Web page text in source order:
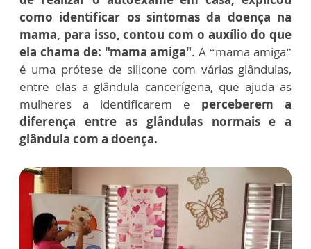
como identificar os sintomas da doença na
mama, para isso, contou com o auxílio do que
ela chama de: "mama amiga". A “mama amiga”
é uma prótese de silicone com várias glândulas,
entre elas a glândula cancerígena, que ajuda as
mulheres a identificarem e perceberem a
diferença entre as glândulas normais e a
glândula com a doença.